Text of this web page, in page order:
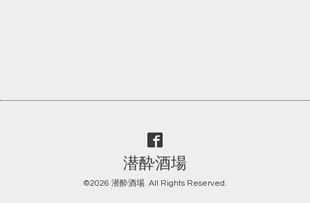
潜酔酒場
©2026 潜酔酒場. All Rights Reserved.